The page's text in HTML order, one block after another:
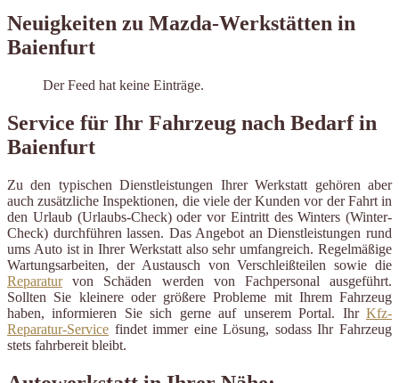
Neuigkeiten zu Mazda-Werkstätten in
Baienfurt
Der Feed hat keine Einträge.
Service für Ihr Fahrzeug nach Bedarf in
Baienfurt
Zu den typischen Dienstleistungen Ihrer Werkstatt gehören aber
auch zusätzliche Inspektionen, die viele der Kunden vor der Fahrt in
den Urlaub (Urlaubs-Check) oder vor Eintritt des Winters (Winter-
Check) durchführen lassen. Das Angebot an Dienstleistungen rund
ums Auto ist in Ihrer Werkstatt also sehr umfangreich. Regelmäßige
Wartungsarbeiten, der Austausch von Verschleißteilen sowie die
Reparaturvon Schäden werden von Fachpersonal ausgeführt.
Sollten Sie kleinere oder größere Probleme mit Ihrem Fahrzeug
haben, informieren Sie sich gerne auf unserem Portal. Ihr Kfz-
Reparatur-Service findet immer eine Lösung, sodass Ihr Fahrzeug
stets fahrbereit bleibt.